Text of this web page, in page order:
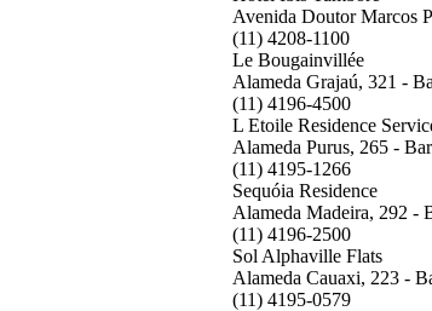
Avenida Doutor Marcos
(11) 4208-1100
Le Bougainvillée
Alameda Grajaú, 321 -
(11) 4196-4500
L Etoile Residence
Alameda Purus, 265 -
(11) 4195-1266
Sequóia Residence
Alameda Madeira, 292 -
(11) 4196-2500
Sol Alphaville Flats
Alameda Cauaxi, 223 -
(11) 4195-0579